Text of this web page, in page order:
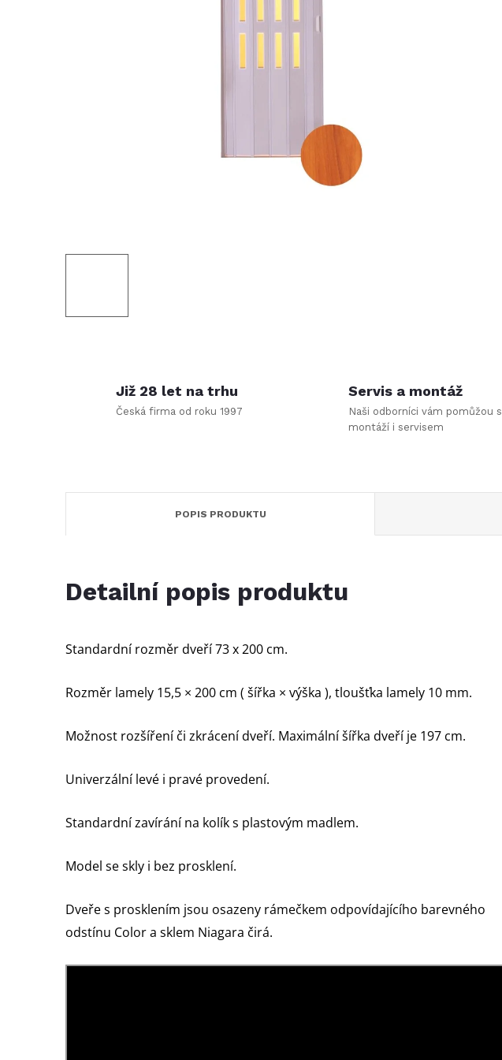
Již 28 let na trhu
Česká firma od roku 1997
Servis a montáž
Naši odborníci vám pomůžou s
montáží i servisem
POPIS PRODUKTU
Detailní popis produktu
Standardní rozměr dveří 73 x 200 cm.
Rozměr lamely 15,5 × 200 cm ( šířka × výška ), tloušťka lamely 10 mm.
Možnost rozšíření či zkrácení dveří. Maximální šířka dveří je 197 cm.
Univerzální levé i pravé provedení.
Standardní zavírání na kolík s plastovým madlem.
Model se skly i bez prosklení.
Dveře s prosklením jsou osazeny rámečkem odpovídajícího barevného
odstínu Color a sklem Niagara čirá.